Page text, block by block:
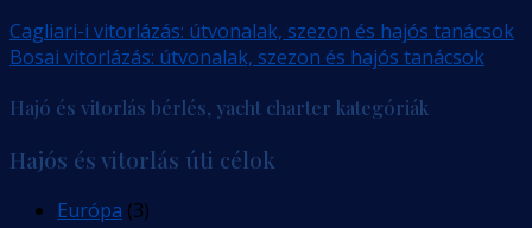
Cagliari-i vitorlázás: útvonalak, szezon és hajós tanácsok
Bosai vitorlázás: útvonalak, szezon és hajós tanácsok
Hajó és vitorlás bérlés, yacht charter kategóriák
Hajós és vitorlás úti célok
Európa (3)